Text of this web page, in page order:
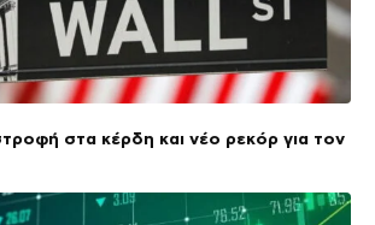
στα κέρδη και νέο ρεκόρ για τον